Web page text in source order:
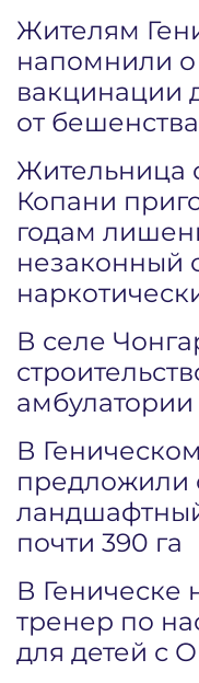
Жителям
напомнили о
вакцинации
от бешенства
Жительница
Копани
годам
незаконный
В селе
амбулатории
В
предложили
почти 390 га
В Геническе
тренер по
для детей с